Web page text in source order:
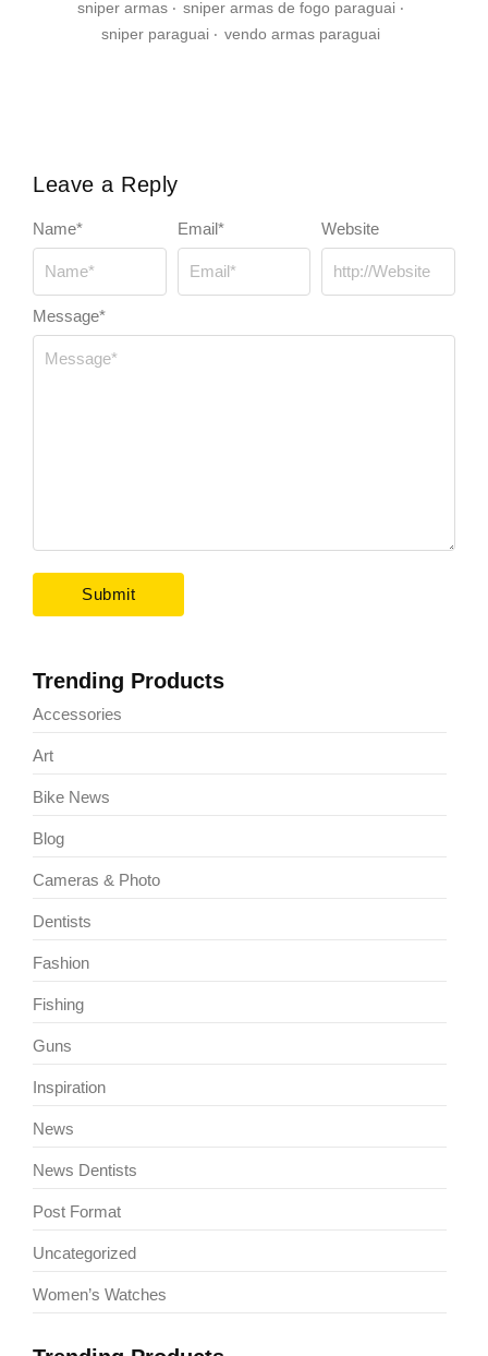
sniper armas ‧ sniper armas de fogo paraguai ‧
sniper paraguai ‧ vendo armas paraguai
Leave a Reply
Message*
Name* Email* Website
Trending Products
Accessories
Art
Bike News
Blog
Cameras & Photo
Dentists
Fashion
Fishing
Guns
Inspiration
News
News Dentists
Post Format
Uncategorized
Women’s Watches